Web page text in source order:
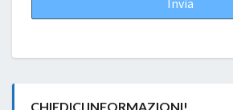
CHIEDICI INFORMAZIONI!